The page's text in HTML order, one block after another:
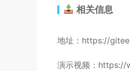
相关信息
地址：https://
演示视频：